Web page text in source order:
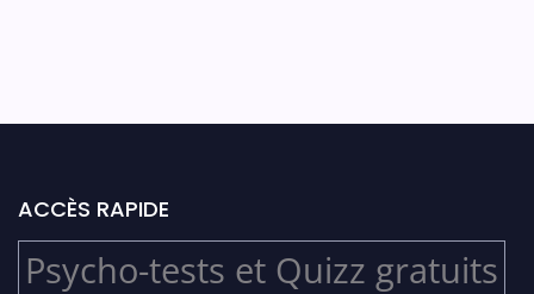
ACCÈS RAPIDE
Psycho-tests et Quizz gratuits